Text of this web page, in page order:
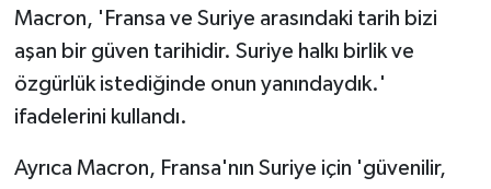
Macron, 'Fransa ve Suriye arasındaki tarih bizi
aşan bir güven tarihidir. Suriye halkı birlik ve
özgürlük istediğinde onun yanındaydık.'
ifadelerini kullandı.
Ayrıca Macron, Fransa'nın Suriye için 'güvenilir,